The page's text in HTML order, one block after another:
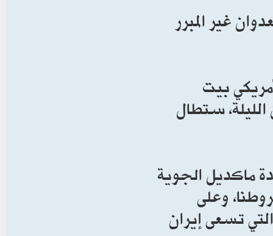
غير المبرر
بيت
ستطال
ماكديل الجوية
وعلى
تسعى إيران